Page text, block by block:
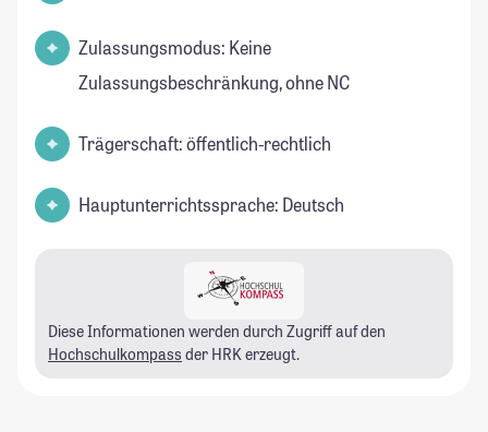
Zulassungsmodus: Keine
Zulassungsbeschränkung, ohne NC
Trägerschaft: öffentlich-rechtlich
Hauptunterrichtssprache: Deutsch
Diese Informationen werden durch Zugriff auf den
Hochschulkompass der HRK erzeugt.